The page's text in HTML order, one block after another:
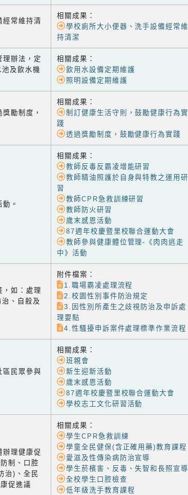
常維持清
相關成果：
學校廁所大小便器、洗手設備經常維
持清潔
辦法，定
及飲水機
相關成果：
飲用水設備定期維護
照明設備定期維護
勵制度，
相關成果：
制訂健康生活守則，鼓勵健康行為實
踐
透過獎勵制度，鼓勵健康行為實踐
。
相關成果：
教師反毒反霸凌增能研習
教師精油照護於自身與特教之運用研
習
教師CPR急救訓練研習
教師防火研習
歲末感恩活動
87週年校慶暨里校聯合運動大會
教師參與健康體位管理-《肉肉逃走
中》活動
如：處理
、自殺及
附件檔案：
1.職場霸凌處理流程
2.校園性別事件防治規定
3.因性別所產生之歧視防治及申訴處
理要點
4.性騷擾申訴案件處理標準作業流程
民眾參與
相關成果：
班親會
新生迎新活動
歲末感恩活動
87週年校慶暨里校聯合運動大會
學校志工文化研習活動
理健康促
制、口腔
治)、全民
促進議
相關成果：
學生CPR急救訓練
學童全民健保(含正確用藥)教育課程
愛滋及性傳染病防治宣導
學生菸檳害、反毒、失智和長照宣導
全校學生口腔檢查
低年級洗手教育課程